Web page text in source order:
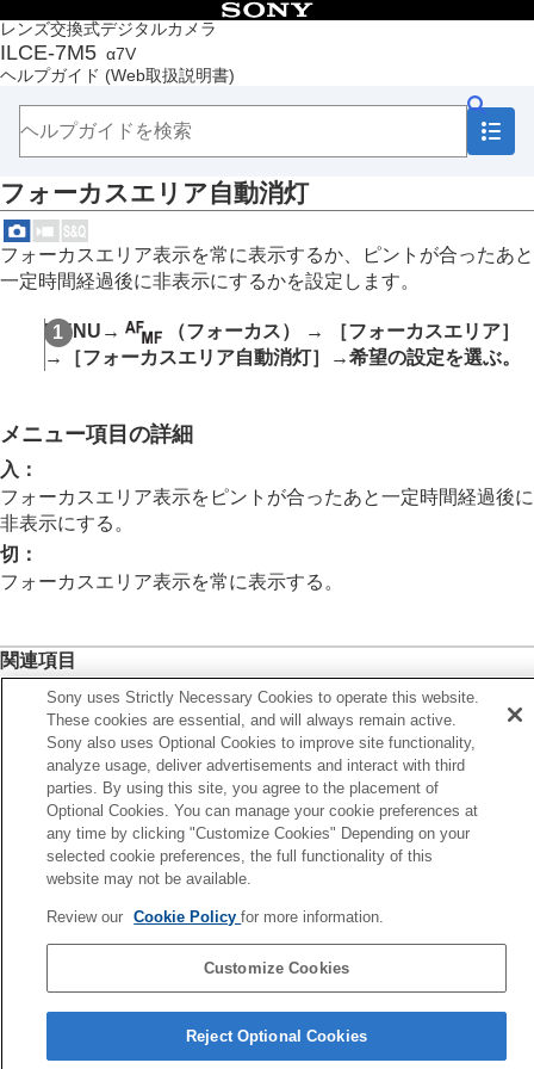
レンズ交換式デジタルカメラ
ILCE-7M5 α7V
ヘルプガイド (Web取扱説明書)
目次
トップページ
ヘルプガイドの使いかた
本体と付属品を確認する
本機の基本操作
準備/基本的な撮影
MENU一覧から機能を探す
撮影機能を活用する
この章の目次
自分撮り動画やVlog撮影に便利な機能
フォーカス（ピント）を合わせる
フォーカススタンダード
フォーカスエリア登録機能
AF枠の移動量（静止画/動画）
AF-Cエリア表示
位相差AFエリア表示
横切りへのAF特性
速度変化へのAF追従
AFトランジション速度
AF乗り移り感度
AFアシスト
AF/MF切換
フルタイムDMF
シャッター半押しAF
AFオン
フォーカスホールド
AF-S時の優先設定
AF-C時の優先設定
フォーカスエリア自動消灯
フォーカスエリア表示を常に表示するか、ピントが合ったあと
一定時間経過後に非表示にするかを設定します。
MENU → （フォーカス） →
［フォーカスエリア］
→
［フォーカスエリア自動消灯］ →希望の設定を選ぶ。
メニュー項目の詳細
入 ：
フォーカスエリア表示をピントが合ったあと一定時間経過後に
非表示にする。
切 ：
フォーカスエリア表示を常に表示する。
関連項目
ピントを合わせるエリアを選ぶ（ フォーカスエリア）
ーカスエリア枠色（静止画/動画）
次へ
トラッキング中エリア枠
TP1002125645
言語選択ページへ
5-069-971-01(4)
Sony uses Strictly Necessary Cookies to operate this website.
These cookies are essential, and will always remain active.
Sony also uses Optional Cookies to improve site functionality,
analyze usage, deliver advertisements and interact with third
parties. By using this site, you agree to the placement of
Optional Cookies. You can manage your cookie preferences at
any time by clicking "Customize Cookies" Depending on your
selected cookie preferences, the full functionality of this
website may not be available.
Review our Cookie Policyfor more information.
Customize Cookies
Reject Optional Cookies